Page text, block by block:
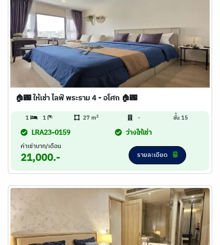
🏠🌃 ให้เช่า ไลฟ์ พระราม 4 - อโศก 🏠🌃
1 1 27 m2 - ชั้น 15
LRA23-0159 ว่างให้เช่า
ค่าเช่าบาท/เดือน
21,000.- รายละเอียด